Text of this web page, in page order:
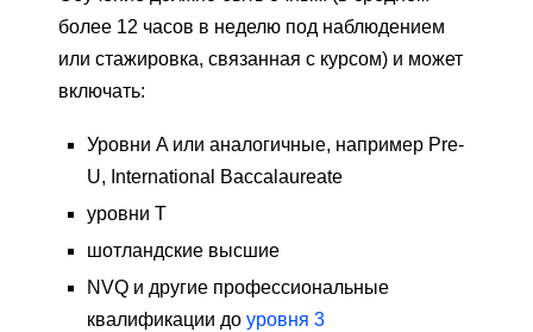
более 12 часов в неделю под наблюдением
или стажировка, связанная с курсом) и может
включать:
Уровни A или аналогичные, например Pre-
U, International Baccalaureate
уровни Т
шотландские высшие
NVQ и другие профессиональные
квалификации до уровня 3